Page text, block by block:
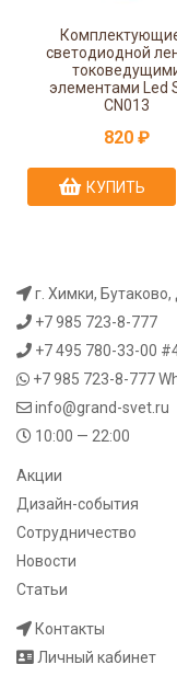
светодиодной
элементами Led
CN013
820 ₽
КУПИТЬ
г. Химки, Бутаково,
+7 985 723-8-777
+7 495 780-33-00
+7 985 723-8-777
info@grand-svet.ru
10:00 — 22:00
Акции
Дизайн-события
Сотрудничество
Новости
Статьи
Контакты
Личный кабинет